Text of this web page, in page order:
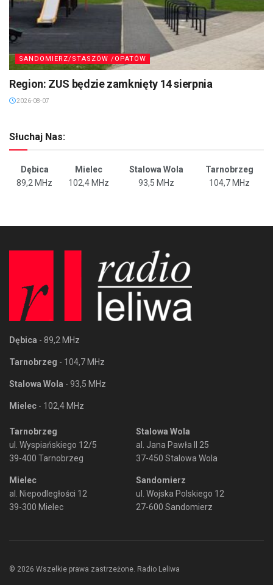
SANDOMIERZ/STASZÓW /OPATÓW
Region: ZUS będzie zamknięty 14 sierpnia
2026-08-07
Słuchaj Nas:
Dębica Mielec Stalowa Wola
Tarnobrzeg
89,2 MHz
102,4 MHz 93,5 MHz 104,7 MHz
Dębica - 89,2 MHz
Tarnobrzeg - 104,7 MHz
Stalowa Wola - 93,5 MHz
Mielec - 102,4 MHz
Tarnobrzeg
ul. Wyspiańskiego 12/5
39-400 Tarnobrzeg
Mielec
al. Niepodległości 12
39-300 Mielec
Stalowa Wola
al. Jana Pawła II 25
37-450 Stalowa Wola
Sandomierz
ul. Wojska Polskiego 12
27-600 Sandomierz
© 2026 Wszelkie prawa zastrzeżone. Radio Leliwa